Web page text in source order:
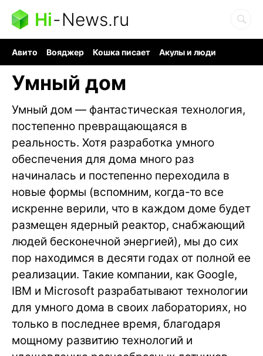
Hi-News.ru
Авито Вояджер Кошка писает
Акулы и люди
Умный дом
Умный дом — фантастическая технология,
постепенно превращающаяся в
реальность. Хотя разработка умного
обеспечения для дома много раз
начиналась и постепенно переходила в
новые формы (вспомним, когда-то все
искренне верили, что в каждом доме будет
размещен ядерный реактор, снабжающий
людей бесконечной энергией), мы до сих
пор находимся в десяти годах от полной ее
реализации. Такие компании, как Google,
IBM и Microsoft разрабатывают технологии
для умного дома в своих лабораториях, но
только в последнее время, благодаря
мощному развитию технологий и